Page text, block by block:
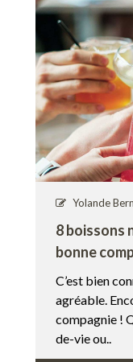
Yolande
8 boissons
bonne
C’est bien
agréable.
compagnie !
de-vie ou..